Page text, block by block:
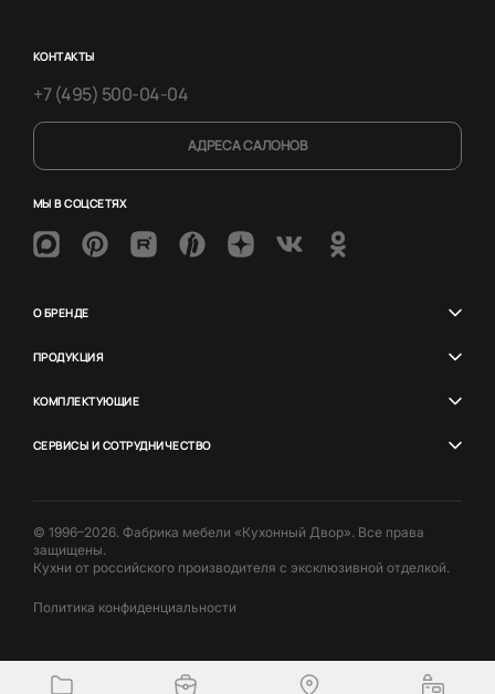
КОНТАКТЫ
+7 (495) 500-04-04
АДРЕСА САЛОНОВ
МЫ В СОЦСЕТЯХ
О БРЕНДЕ
ПРОДУКЦИЯ
КОМПЛЕКТУЮЩИЕ
СЕРВИСЫ И СОТРУДНИЧЕСТВО
© 1996–2026. Фабрика мебели «Кухонный Двор». Все права
защищены.
Кухни от российского производителя с эксклюзивной отделкой.
Политика конфиденциальности